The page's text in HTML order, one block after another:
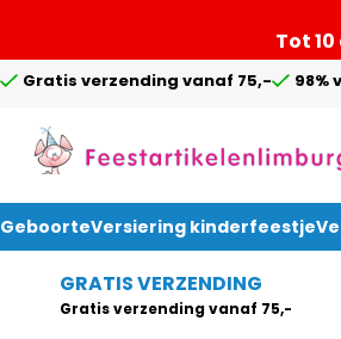
Tot
Gratis verzending vanaf 75,- 98%
GeboorteVersiering kinderfeestje
GRATIS VERZENDING
Gratis verzending vanaf 75,-